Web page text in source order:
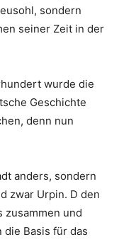
sondern
seiner Zeit in der
wurde die
Geschichte
denn nun
anders, sondern
zwar Urpin. D den
zusammen und
die Basis für das